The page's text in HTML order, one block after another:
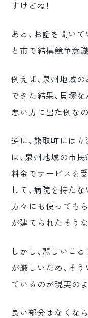
すけどね！
あと、お話を聞い
と市で結構競争意
例えば、泉州地域
できた結果、貝塚
悪い方に出た例な
逆に、熊取町には
は、泉州地域の市
料金でサービスを
して、病院を持た
方々にも使っても
が建てられたそうな
しかし、悲しいこ
が厳しいため、そ
ているのが現実のよ
良い部分はなくな